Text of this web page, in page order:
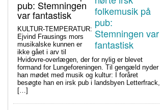
pub: Stemningen
var fantastisk
KULTUR-TEMPERATUR:
Ejvind Frausings mors
musikalske kunnen er
ikke gået i arv til
Hvidovre-overlægen, der for nylig er blevet
formand for Lungeforeningen. Til gengæld nyder
han mødet med musik og kultur: I foråret
besøgte han en irsk pub i landsbyen Letterfrack,
[…]